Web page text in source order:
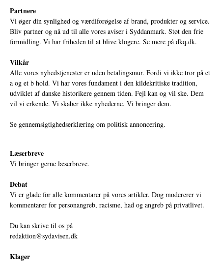
Partnere
Vi øger din synlighed og værdiforøgelse af brand, produkter og service.
Bliv partner og nå ud til alle vores aviser i Syddanmark. Støt den frie
formidling. Vi har friheden til at blive klogere. Se mere på dkq.dk.
Vilkår
Alle vores nyhedstjenester er uden betalingsmur. Fordi vi ikke tror på et
a og et b hold. Vi har vores fundament i den kildekritiske tradition,
udviklet af danske historikere gennem tiden. Fejl kan og vil ske. Dem
vil vi erkende. Vi skaber ikke nyhederne. Vi bringer dem.
Se gennemsigtighedserklæring om politisk annoncering.
Læserbreve
Vi bringer gerne læserbreve.
Debat
Vi er glade for alle kommentarer på vores artikler. Dog modererer vi
kommentarer for personangreb, racisme, had og angreb på privatlivet.
Du kan skrive til os på
redaktion@sydavisen.dk
Klager